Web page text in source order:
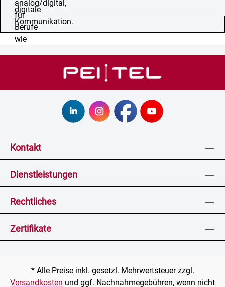
Kontakt
Dienstleistungen
Rechtliches
Zertifikate
* Alle Preise inkl. gesetzl. Mehrwertsteuer zzgl.
Versandkosten und ggf. Nachnahmegebühren, wenn nicht